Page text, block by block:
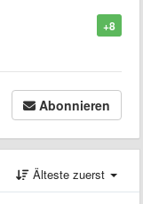
+8
Abonnieren
Älteste zuerst